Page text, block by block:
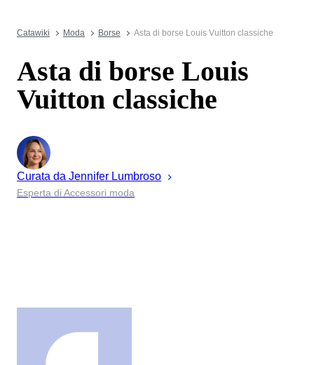
Catawiki Moda Borse Asta di borse Louis Vuitton classiche
Asta di borse Louis
Vuitton classiche
Curata da Jennifer Lumbroso
Esperta di Accessori moda